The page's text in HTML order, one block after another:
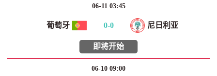
06-11 03:45
葡萄牙 0-0 尼日利亚
即将开始
06-10 09:00